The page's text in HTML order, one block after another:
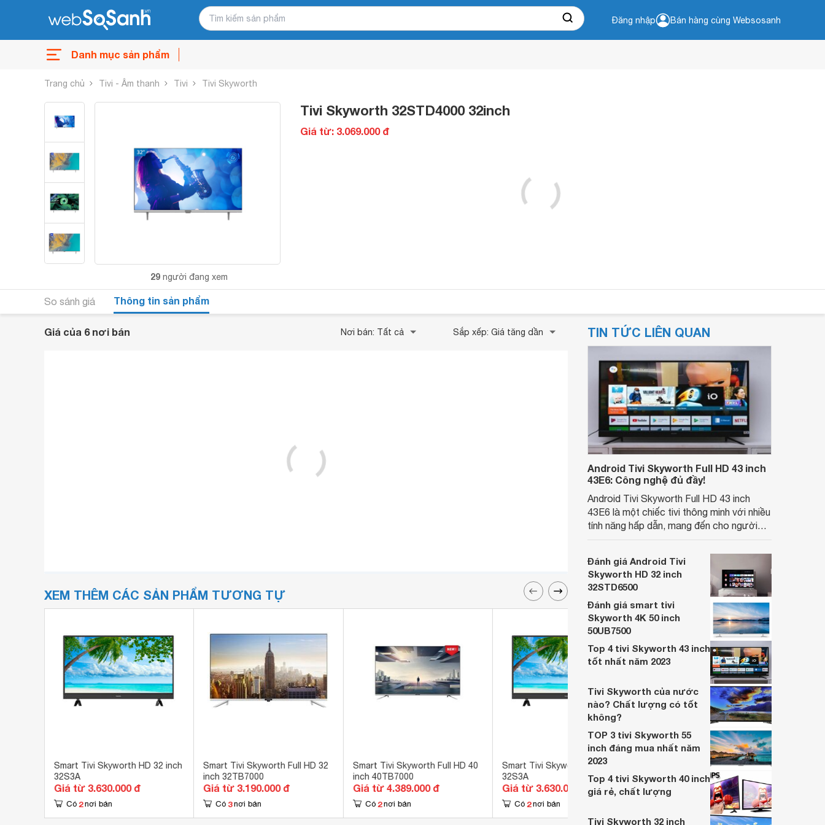
Đăng nhập Bán hàng cùng Websosanh
Danh mục sản phẩm
Trang chủ Tivi - Âm thanh Tivi Tivi Skyworth
29 người đang xem
Tivi Skyworth 32STD4000 32inch
Giá từ: 3.069.000 đ
So sánh giá Thông tin sản phẩm
Giá của 6 nơi bán Nơi bán: Tất cả Sắp xếp: Giá tăng dần
XEM THÊM CÁC SẢN PHẨM TƯƠNG TỰ
Smart Tivi Skyworth HD 32 inch
32S3A
Giá từ 3.630.000 đ
Có 2 nơi bán
Smart Tivi Skyworth Full HD 32
inch 32TB7000
Giá từ 3.190.000 đ
Có 3 nơi bán
Smart Tivi Skyworth Full HD 40
inch 40TB7000
Giá từ 4.389.000 đ
Có 2 nơi bán
Smart Tivi Skyworth HD 32 inch
32S3A
Giá từ 3.630.000 đ
Có 2 nơi bán
Smart Tivi Skyworth Full HD 32
inch 32TB7000
Giá từ 3.190.000 đ
TIN TỨC LIÊN QUAN
Android Tivi Skyworth Full HD 43 inch
43E6: Công nghệ đủ đầy!
Android Tivi Skyworth Full HD 43 inch
43E6 là một chiếc tivi thông minh với nhiều
tính năng hấp dẫn, mang đến cho người
Hãy cùng Websosanh đánh giá chi tiết về
chiếc tivi này trong bài viết ngay dưới đây
nhé.
Đánh giá Android Tivi
Skyworth HD 32 inch
32STD6500
Đánh giá smart tivi
Skyworth 4K 50 inch
50UB7500
Top 4 tivi Skyworth 43 inch
tốt nhất năm 2023
Tivi Skyworth của nước
nào? Chất lượng có tốt
không?
TOP 3 tivi Skyworth 55
inch đáng mua nhất năm
2023
Top 4 tivi Skyworth 40 inch
giá rẻ, chất lượng
Tivi Skyworth 32 inch